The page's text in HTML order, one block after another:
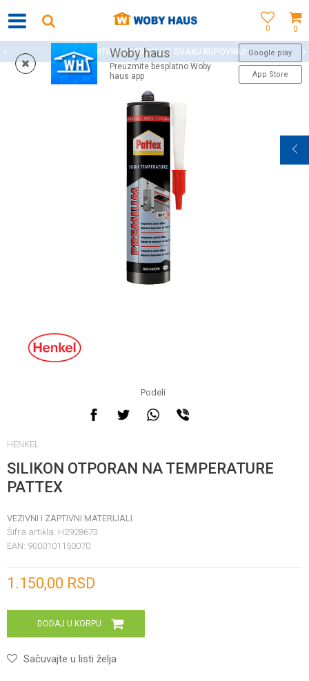
0
0
Woby haus
Preuzmite besplatno Woby
haus app
Google play
App Store
WOBY KARTICA NAGRAĐUJE SVAKU KUPOVINU!
Podeli
HENKEL
SILIKON OTPORAN NA TEMPERATURE
PATTEX
VEZIVNI I ZAPTIVNI MATERIJALI
Šifra artikla: H2928673
EAN: 9000101150070
1.150,00 RSD
DODAJ U KORPU
Sačuvajte u listi želja